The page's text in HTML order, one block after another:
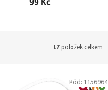
17položek celkem
Kód: 1156964